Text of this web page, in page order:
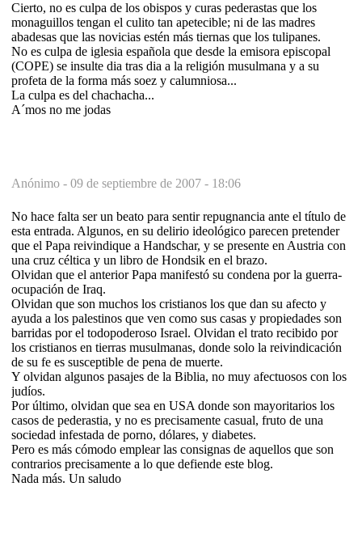
Cierto, no es culpa de los obispos y curas pederastas que los
monaguillos tengan el culito tan apetecible; ni de las madres
abadesas que las novicias estén más tiernas que los tulipanes.
No es culpa de iglesia española que desde la emisora episcopal
(COPE) se insulte dia tras dia a la religión musulmana y a su
profeta de la forma más soez y calumniosa...
La culpa es del chachacha...
A´mos no me jodas
Anónimo - 09 de septiembre de 2007 - 18:06
No hace falta ser un beato para sentir repugnancia ante el título de
esta entrada. Algunos, en su delirio ideológico parecen pretender
que el Papa reivindique a Handschar, y se presente en Austria con
una cruz céltica y un libro de Hondsik en el brazo.
Olvidan que el anterior Papa manifestó su condena por la guerra-
ocupación de Iraq.
Olvidan que son muchos los cristianos los que dan su afecto y
ayuda a los palestinos que ven como sus casas y propiedades son
barridas por el todopoderoso Israel. Olvidan el trato recibido por
los cristianos en tierras musulmanas, donde solo la reivindicación
de su fe es susceptible de pena de muerte.
Y olvidan algunos pasajes de la Biblia, no muy afectuosos con los
judíos.
Por último, olvidan que sea en USA donde son mayoritarios los
casos de pederastia, y no es precisamente casual, fruto de una
sociedad infestada de porno, dólares, y diabetes.
Pero es más cómodo emplear las consignas de aquellos que son
contrarios precisamente a lo que defiende este blog.
Nada más. Un saludo